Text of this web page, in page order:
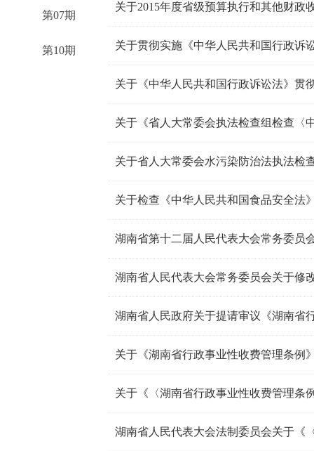
第07期
第10期
关于2015年度省级预算执行和其他财政
关于贯彻实施《中华人民共和国行政诉
关于《中华人民共和国行政诉讼法》贯
关于省人大常委会水污染防治法执法检
湖南省第十二届人民代表大会常务委员
关于《湖南省行政事业性收费管理条例